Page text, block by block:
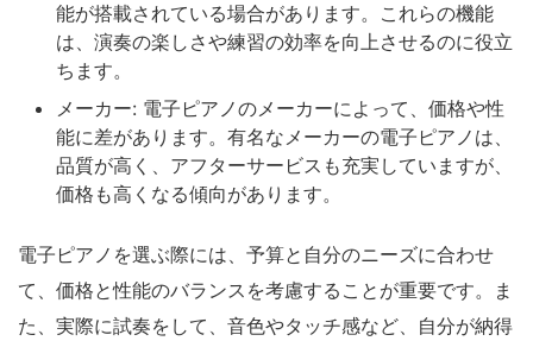
能が搭載されている場合があります。これらの機能
は、演奏の楽しさや練習の効率を向上させるのに役立
ちます。
メーカー: 電子ピアノのメーカーによって、価格や性
能に差があります。有名なメーカーの電子ピアノは、
品質が高く、アフターサービスも充実していますが、
価格も高くなる傾向があります。
電子ピアノを選ぶ際には、予算と自分のニーズに合わせ
て、価格と性能のバランスを考慮することが重要です。ま
た、実際に試奏をして、音色やタッチ感など、自分が納得